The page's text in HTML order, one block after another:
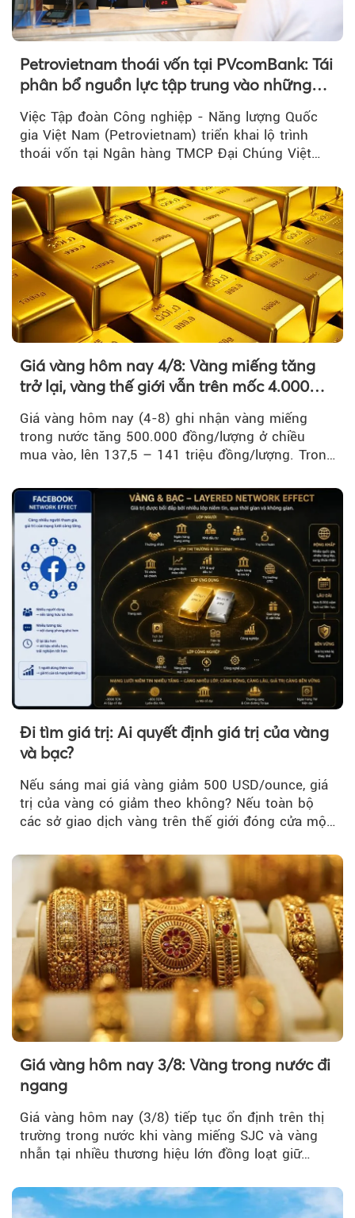
Petrovietnam thoái vốn tại PVcomBank: Tái
phân bổ nguồn lực tập trung vào những
Việc Tập đoàn Công nghiệp - Năng lượng Quốc
gia Việt Nam (Petrovietnam) triển khai lộ trình
thoái vốn tại Ngân hàng TMCP Đại Chúng Việt
Giá vàng hôm nay 4/8: Vàng miếng tăng
trở lại, vàng thế giới vẫn trên mốc 4.000
Giá vàng hôm nay (4-8) ghi nhận vàng miếng
trong nước tăng 500.000 đồng/lượng ở chiều
mua vào, lên 137,5 – 141 triệu đồng/lượng. Trong
trì trên ngưỡng 4.000 USD/ounce.
Đi tìm giá trị: Ai quyết định giá trị của vàng
và bạc?
Nếu sáng mai giá vàng giảm 500 USD/ounce, giá
trị của vàng có giảm theo không? Nếu toàn bộ
các sở giao dịch vàng trên thế giới đóng cửa một
Giá vàng hôm nay 3/8: Vàng trong nước đi
ngang
Giá vàng hôm nay (3/8) tiếp tục ổn định trên thị
trường trong nước khi vàng miếng SJC và vàng
nhẫn tại nhiều thương hiệu lớn đồng loạt giữ